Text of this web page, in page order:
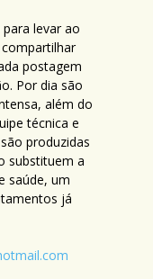
levar ao
postagem
Por dia são
além do
técnica e
produzidas
substituem a
saúde, um
já